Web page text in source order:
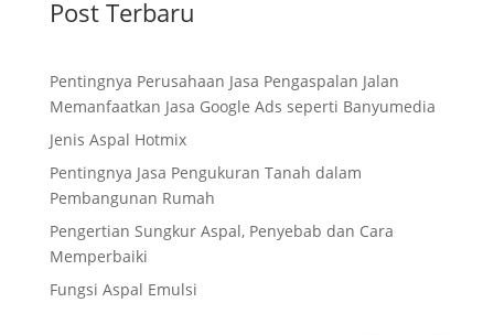
Post Terbaru
Pentingnya Perusahaan Jasa Pengaspalan Jalan
Memanfaatkan Jasa Google Ads seperti Banyumedia
Jenis Aspal Hotmix
Pentingnya Jasa Pengukuran Tanah dalam
Pembangunan Rumah
Pengertian Sungkur Aspal, Penyebab dan Cara
Memperbaiki
Fungsi Aspal Emulsi